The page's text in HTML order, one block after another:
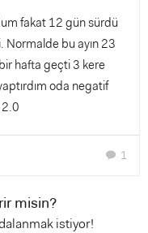
fakat 12 gün sürdü
bu ayın 23
hafta geçti 3 kere
oda negatif
chat 1
misin?
istiyor!